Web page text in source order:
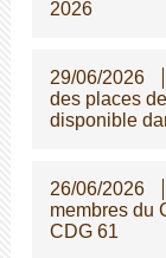
2026
29/06/2026
des places
disponible
26/06/2026
membres du
CDG 61